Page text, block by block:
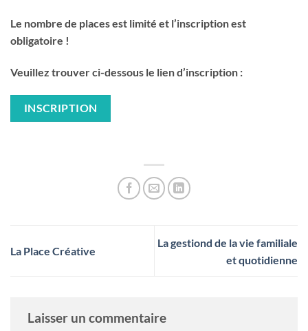
Le nombre de places est limité et l’inscription est
obligatoire !
Veuillez trouver ci-dessous le lien d’inscription :
INSCRIPTION
La Place Créative
La gestiond de la vie familiale
et quotidienne
Laisser un commentaire